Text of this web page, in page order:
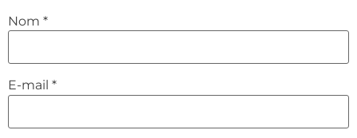
Nom *
E-mail *